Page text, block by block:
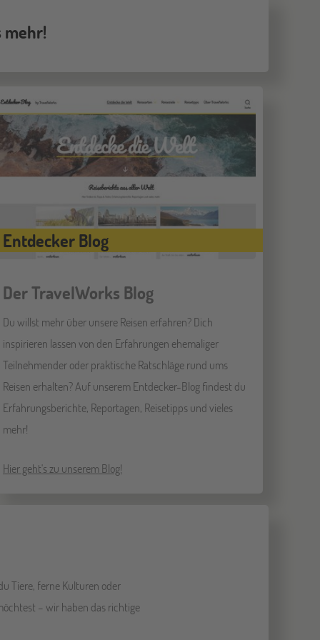
21
DEZ
ONLINE
Schüleraustausch-Infoabend (Ozeanien &
Nordamerika)
mehr!
Entdecker Blog
Der TravelWorks Blog
Du willst mehr über unsere Reisen erfahren? Dich
inspirieren lassen von den Erfahrungen ehemaliger
Teilnehmender oder praktische Ratschläge rund ums
Reisen erhalten? Auf unserem Entdecker-Blog findest du
Erfahrungsberichte, Reportagen, Reisetipps und vieles
mehr!
Hier geht's zu unserem Blog!
Tiere, ferne Kulturen oder
– wir haben das richtige